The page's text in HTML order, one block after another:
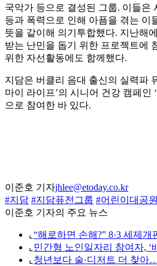
국악가 등으로 결성된 그룹. 이들은
등과 폭력으로 인해 아픔을 겪는 이
뜻을 같이해 의기투합했다. 지난해
받는 난민을 돕기 위한 프로젝트에
위한 자선활동에도 함께했다.
지담은 버클리 음대 출신의 실력파
마이 라이프’의 시니어 건강 캠페인
으로 참여한 바 있다.
이준호 기자jhlee@etoday.co.kr
#지담 #지담퓨전그룹 #어린이대공원
이준호 기자의 주요 뉴스
⌞ “해로하면 손해?” 8·3 세제
⌞ 민간형 노인일자리 참여자, ‘
⌞ 청년보다 술·디저트 더 찾아